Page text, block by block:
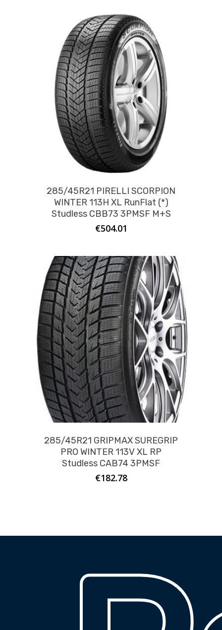
285/45R21 PIRELLI SCORPION
WINTER 113H XL RunFlat (*)
Studless CBB73 3PMSF M+S
€504.01
285/45R21 GRIPMAX SUREGRIP
PRO WINTER 113V XL RP
Studless CAB74 3PMSF
€182.78